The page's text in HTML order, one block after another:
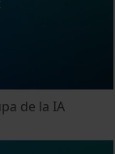
de la IA